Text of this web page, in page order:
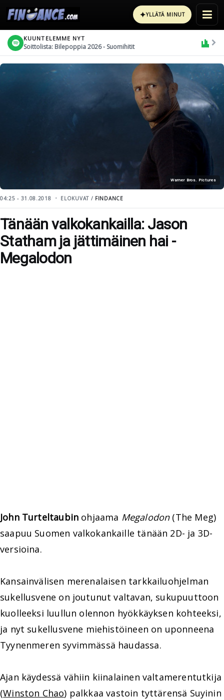
✦YLLÄTÄ MINUT
KUUNTELEMME NYT
Soittolista: Bilepoppia 2026 - Suomihitit
Warner Bros. Pictures
04:25 - 31.08.2018 ELOKUVAT / FINDANCE
Tänään valkokankailla: Jason
Statham ja jättimäinen hai -
Megalodon
John Turteltaubin ohjaama Megalodon(The Meg)
saapuu Suomen valkokankaille tänään 2D- ja 3D-
versioina.
Kansainvälisen merenalaisen tarkkailuohjelman
sukellusvene on joutunut valtavan, sukupuuttoon
kuolleeksi luullun olennon hyökkäyksen kohteeksi,
ja nyt sukellusvene miehistöineen on uponneena
Tyynenmeren syvimmässä haudassa.
Ajan käydessä vähiin kiinalainen valtamerentutkija
(Winston Chao) palkkaa vastoin tyttärensä Suyinin